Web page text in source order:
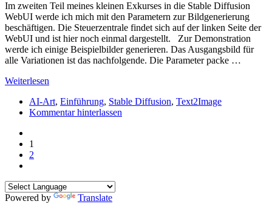
Im zweiten Teil meines kleinen Exkurses in die Stable Diffusion
WebUI werde ich mich mit den Parametern zur Bildgenerierung
beschäftigen. Die Steuerzentrale findet sich auf der linken Seite der
WebUI und ist hier noch einmal dargestellt. Zur Demonstration
werde ich einige Beispielbilder generieren. Das Ausgangsbild für
alle Variationen ist das nachfolgende. Die Parameter packe …
Weiterlesen
AI-Art, Einführung, Stable Diffusion, Text2Image
Kommentar hinterlassen
1
2
Powered by Translate